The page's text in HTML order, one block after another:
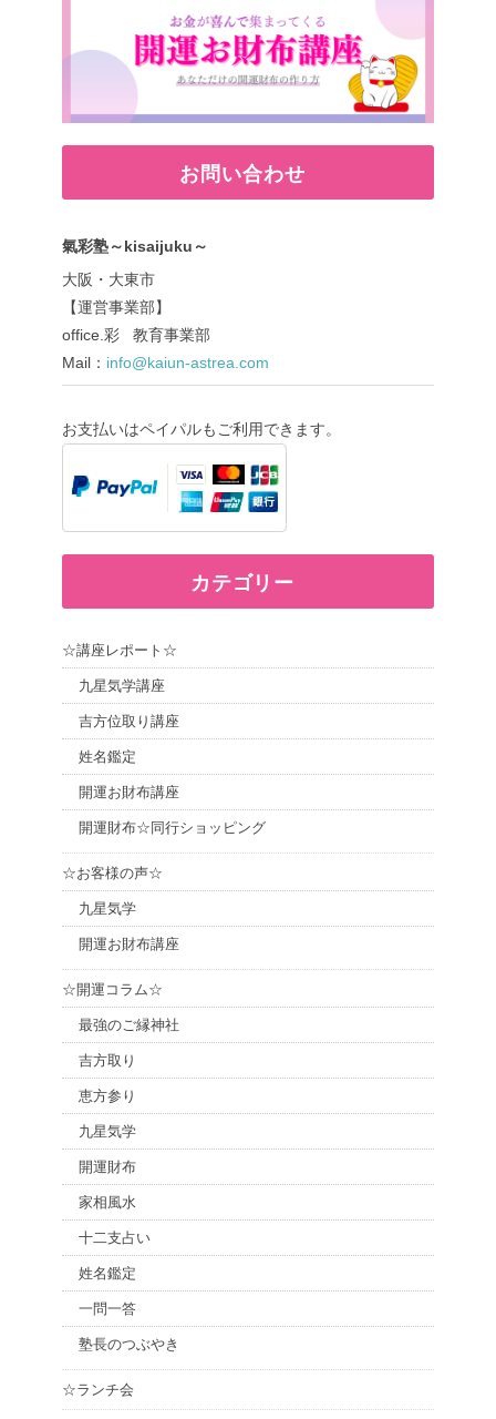
お問い合わせ
氣彩塾～kisaijuku～
大阪・大東市
【運営事業部】
office.彩 教育事業部
Mail： info@kaiun-astrea.com
お支払いはペイパルもご利用できます。
カテゴリー
☆講座レポート☆
九星気学講座
吉方位取り講座
姓名鑑定
開運お財布講座
開運財布☆同行ショッピング
☆お客様の声☆
九星気学
開運お財布講座
☆開運コラム☆
最強のご縁神社
吉方取り
恵方参り
九星気学
開運財布
家相風水
十二支占い
姓名鑑定
一問一答
塾長のつぶやき
☆ランチ会